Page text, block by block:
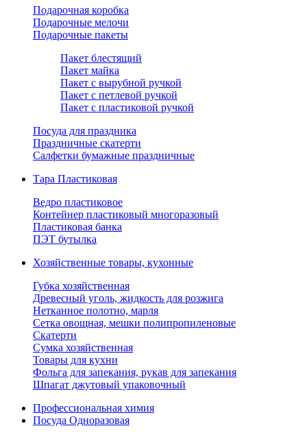
Подарочная коробка
Подарочные мелочи
Подарочные пакеты
Пакет блестящий
Пакет майка
Пакет с вырубной ручкой
Пакет с петлевой ручкой
Пакет с пластиковой ручкой
Посуда для праздника
Праздничные скатерти
Салфетки бумажные праздничные
Тара Пластиковая
Ведро пластиковое
Контейнер пластиковый многоразовый
Пластиковая банка
ПЭТ бутылка
Хозяйственные товары, кухонные
Губка хозяйственная
Древесный уголь, жидкость для розжига
Нетканное полотно, марля
Сетка овощная, мешки полипропиленовые
Скатерти
Сумка хозяйственная
Товары для кухни
Фольга для запекания, рукав для запекания
Шпагат джутовый упаковочный
Профессиональная химия
Посуда Одноразовая